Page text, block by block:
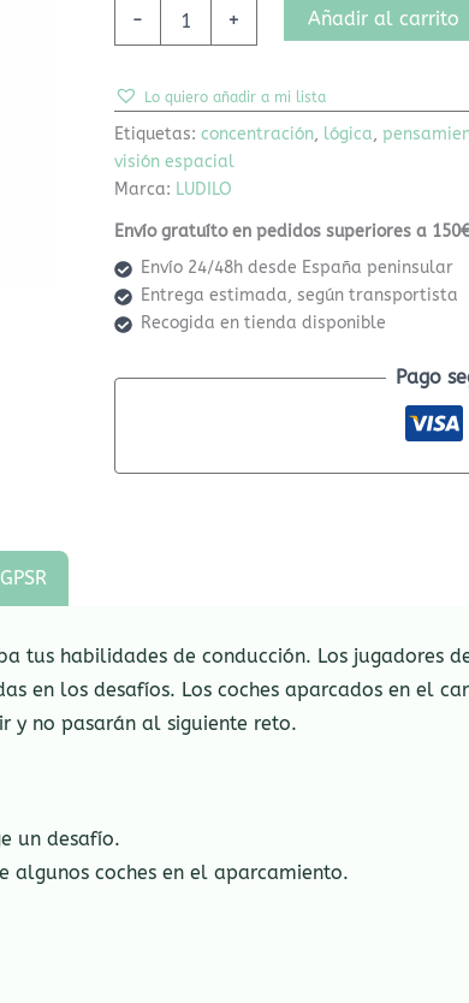
- + Añadir al carrito
Lo quiero añadir a mi lista
Etiquetas:concentración, lógica,
visión espacial
Marca: LUDILO
Envío gratuíto en pedidos superiores a
Envío 24/48h desde España peninsular
Entrega estimada, según transportista
Recogida en tienda disponible
Pago
GPSR
tus habilidades de conducción. Los jugadores
en los desafíos. Los coches aparcados en el
y no pasarán al siguiente reto.
un desafío.
algunos coches en el aparcamiento.